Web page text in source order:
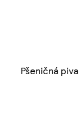
Pšeničná piva